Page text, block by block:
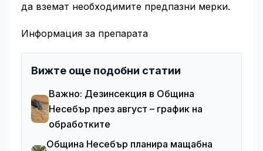
да вземат необходимите предпазни мерки.
Информация за препарата
Вижте още подобни статии
Важно: Дезинсекция в Община
Несебър през август – график на
обработките
Община Несебър планира мащабна